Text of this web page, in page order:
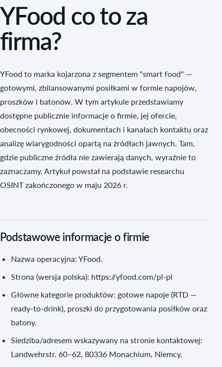
YFood co to za
firma?
YFood to marka kojarzona z segmentem "smart food" —
gotowymi, zbilansowanymi posiłkami w formie napojów,
proszków i batonów. W tym artykule przedstawiamy
dostępne publicznie informacje o firmie, jej ofercie,
obecności rynkowej, dokumentach i kanałach kontaktu oraz
analizę wiarygodności opartą na źródłach jawnych. Tam,
gdzie publiczne źródła nie zawierają danych, wyraźnie to
zaznaczamy. Artykuł powstał na podstawie researchu
OSINT zakończonego w maju 2026 r.
Podstawowe informacje o firmie
Nazwa operacyjna: YFood.
Strona (wersja polska): https://yfood.com/pl-pl
Główne kategorie produktów: gotowe napoje (RTD —
ready-to-drink), proszki do przygotowania posiłków oraz
batony.
Siedziba/adresem wskazywany na stronie kontaktowej:
Landwehrstr. 60–62, 80336 Monachium, Niemcy.